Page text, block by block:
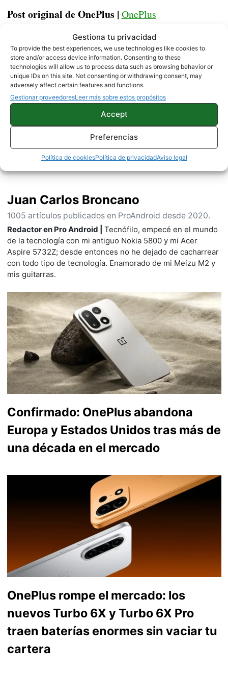
Gestiona tu privacidad
To provide the best experiences, we use technologies like cookies to
store and/or access device information. Consenting to these
technologies will allow us to process data such as browsing behavior or
unique IDs on this site. Not consenting or withdrawing consent, may
adversely affect certain features and functions.
Gestionar proveedoresLeer más sobre estos propósitos
Accept
Preferencias
Política de cookiesPolítica de privacidadAviso legal
Post original de OnePlus | OnePlus
NOTICIAS ONEPLUS
Sobre este autor
Juan Carlos Broncano
1005 artículos publicados en ProAndroid desde 2020.
Redactor en Pro Android | Tecnófilo, empecé en el mundo
de la tecnología con mi antiguo Nokia 5800 y mi Acer
Aspire 5732Z; desde entonces no he dejado de cacharrear
con todo tipo de tecnología. Enamorado de mi Meizu M2 y
mis guitarras.
Confirmado: OnePlus abandona
Europa y Estados Unidos tras más de
una década en el mercado
OnePlus rompe el mercado: los
nuevos Turbo 6X y Turbo 6X Pro
traen baterías enormes sin vaciar tu
cartera